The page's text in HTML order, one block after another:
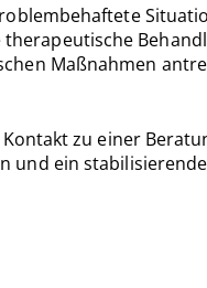
Maßnahmen
zu einer
ein